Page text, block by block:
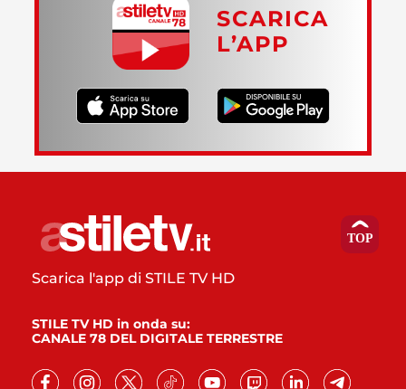
SCARICA
L’APP
Scarica l'app di STILE TV HD
STILE TV HD in onda su:
CANALE 78 DEL DIGITALE TERRESTRE